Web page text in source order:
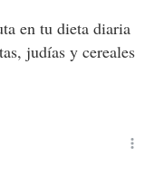
en tu dieta diaria
judías y cereales